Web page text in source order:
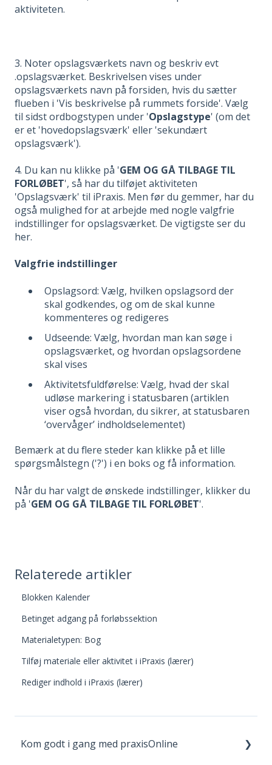
aktiviteten.
3. Noter opslagsværkets navn og beskriv evt
.opslagsværket. Beskrivelsen vises under
opslagsværkets navn på forsiden, hvis du sætter
flueben i 'Vis beskrivelse på rummets forside'. Vælg
til sidst ordbogstypen under 'Opslagstype' (om det
er et 'hovedopslagsværk' eller 'sekundært
opslagsværk').
4. Du kan nu klikke på 'GEM OG GÅ TILBAGE TIL
FORLØBET', så har du tilføjet aktiviteten
'Opslagsværk' til iPraxis. Men før du gemmer, har du
også mulighed for at arbejde med nogle valgfrie
indstillinger for opslagsværket. De vigtigste ser du
her.
Valgfrie indstillinger
Opslagsord: Vælg, hvilken opslagsord der
skal godkendes, og om de skal kunne
kommenteres og redigeres
Udseende: Vælg, hvordan man kan søge i
opslagsværket, og hvordan opslagsordene
skal vises
Aktivitetsfuldførelse: Vælg, hvad der skal
udløse markering i statusbaren (artiklen
viser også hvordan, du sikrer, at statusbaren
‘overvåger’ indholdselementet)
Bemærk at du flere steder kan klikke på et lille
spørgsmålstegn ('?') i en boks og få information.
Når du har valgt de ønskede indstillinger, klikker du
på 'GEM OG GÅ TILBAGE TIL FORLØBET'.
Kom godt i gang med praxisOnline
Relaterede artikler
Blokken Kalender
Betinget adgang på forløbssektion
Materialetypen: Bog
Tilføj materiale eller aktivitet i iPraxis (lærer)
Rediger indhold i iPraxis (lærer)